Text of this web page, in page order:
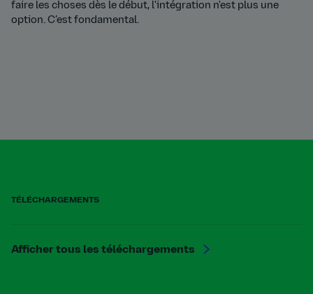
faire les choses dès le début, l'intégration n'est plus une
option. C’est fondamental.
TÉLÉCHARGEMENTS
Afficher tous les téléchargements